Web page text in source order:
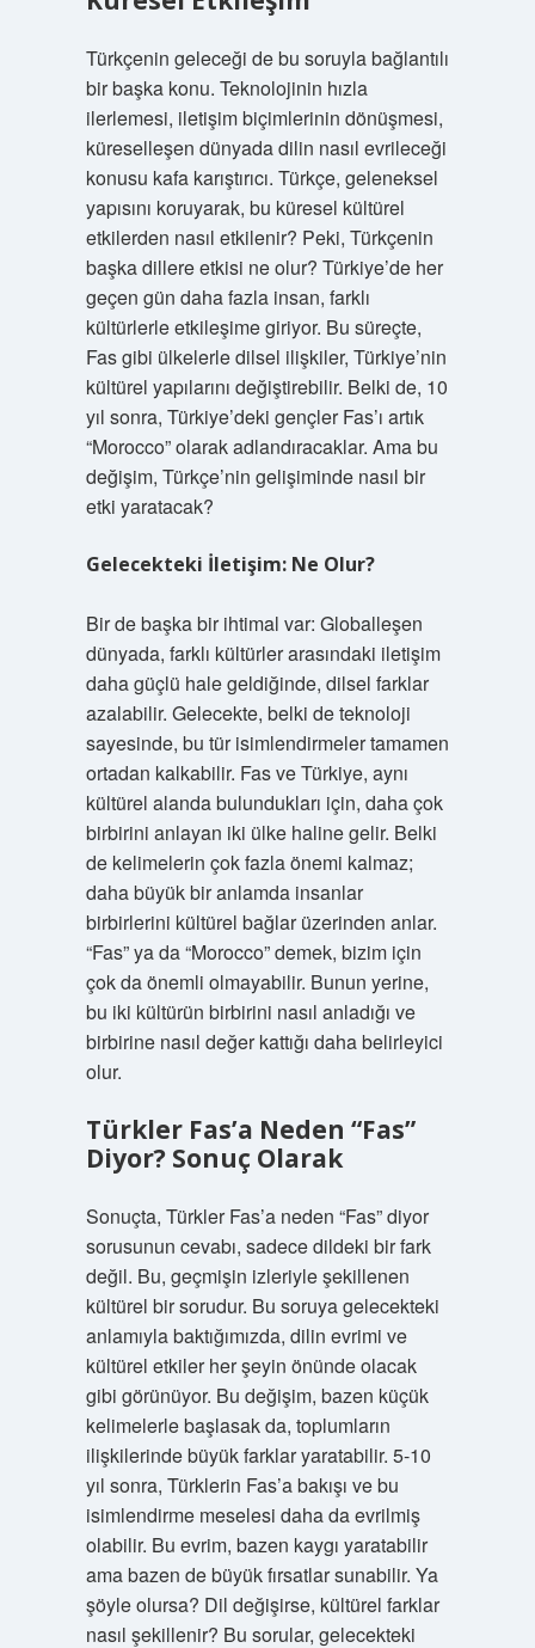
Türkçenin geleceği de bu soruyla bağlantılı
bir başka konu. Teknolojinin hızla
ilerlemesi, iletişim biçimlerinin dönüşmesi,
küreselleşen dünyada dilin nasıl evrileceği
konusu kafa karıştırıcı. Türkçe, geleneksel
yapısını koruyarak, bu küresel kültürel
etkilerden nasıl etkilenir? Peki, Türkçenin
başka dillere etkisi ne olur? Türkiye’de her
geçen gün daha fazla insan, farklı
kültürlerle etkileşime giriyor. Bu süreçte,
Fas gibi ülkelerle dilsel ilişkiler, Türkiye’nin
kültürel yapılarını değiştirebilir. Belki de, 10
yıl sonra, Türkiye’deki gençler Fas’ı artık
“Morocco” olarak adlandıracaklar. Ama bu
değişim, Türkçe’nin gelişiminde nasıl bir
etki yaratacak?
Gelecekteki İletişim: Ne Olur?
Bir de başka bir ihtimal var: Globalleşen
dünyada, farklı kültürler arasındaki iletişim
daha güçlü hale geldiğinde, dilsel farklar
azalabilir. Gelecekte, belki de teknoloji
sayesinde, bu tür isimlendirmeler tamamen
ortadan kalkabilir. Fas ve Türkiye, aynı
kültürel alanda bulundukları için, daha çok
birbirini anlayan iki ülke haline gelir. Belki
de kelimelerin çok fazla önemi kalmaz;
daha büyük bir anlamda insanlar
birbirlerini kültürel bağlar üzerinden anlar.
“Fas” ya da “Morocco” demek, bizim için
çok da önemli olmayabilir. Bunun yerine,
bu iki kültürün birbirini nasıl anladığı ve
birbirine nasıl değer kattığı daha belirleyici
olur.
Türkler Fas’a Neden “Fas”
Diyor? Sonuç Olarak
Sonuçta, Türkler Fas’a neden “Fas” diyor
sorusunun cevabı, sadece dildeki bir fark
değil. Bu, geçmişin izleriyle şekillenen
kültürel bir sorudur. Bu soruya gelecekteki
anlamıyla baktığımızda, dilin evrimi ve
kültürel etkiler her şeyin önünde olacak
gibi görünüyor. Bu değişim, bazen küçük
kelimelerle başlasak da, toplumların
ilişkilerinde büyük farklar yaratabilir. 5-10
yıl sonra, Türklerin Fas’a bakışı ve bu
isimlendirme meselesi daha da evrilmiş
olabilir. Bu evrim, bazen kaygı yaratabilir
ama bazen de büyük fırsatlar sunabilir. Ya
şöyle olursa? Dil değişirse, kültürel farklar
nasıl şekillenir? Bu sorular, gelecekteki